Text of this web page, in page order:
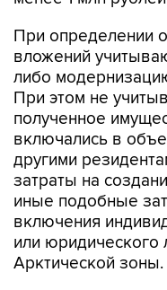
При определении
вложений
либо
При этом не
полученное
включались в
другими
затраты на
иные подобные
включения
или юридического
Арктической зоны.